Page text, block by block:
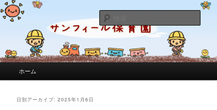
サンフィール保育園のブログ
サンフィール保育園のせんせいのブログです。園の日常を綴っています。
索
メインコンテンツへ移動
サブコンテンツへ移動
ホーム
日別アーカイブ:2025年1月6日